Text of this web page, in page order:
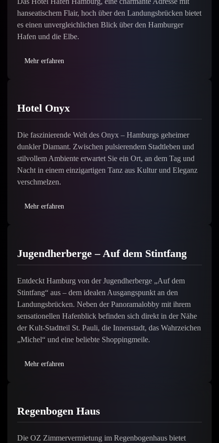
hanseatischem Flair, hoch über den Landungsbrücken bietet
es einen unvergleichlichen Blick über den Hamburger
Hafen und die Elbe.
Mehr erfahren
Hotel Onyx
Die faszinierende Welt des Onyx – Hamburgs geheimer
dunkler Diamant. Zwischen pulsierendem Stadtleben und
stilvollem Ambiente erwartet Sie ein Ort, an dem Tag und
Nacht in einem einzigartigen Tanz aus Kultur und Eleganz
verschmelzen.
Mehr erfahren
Jugendherberge – Auf dem Stintfang
Entdeckt Hamburg von der Jugendherberge „Auf dem
Stintfang“ aus – dem idealen Ausgangspunkt an den
Landungsbrücken. Neben der Panoramalobby mit ihrem
sensationellen Hafenblick befinden sich direkt in der Nähe
der Kult-Stadtteil St. Pauli, die Innenstadt, das Wahrzeichen
„Michel“ und eine beliebte Shoppingmeile.
Mehr erfahren
Regenbogen Haus
Die OZ Zimmervermietung im Regenbogenhaus bietet